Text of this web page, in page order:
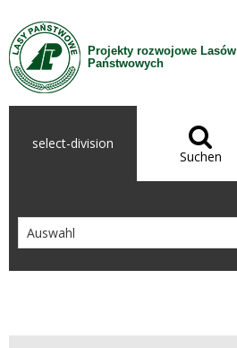
Zum Inhalt wechseln
Projekty rozwojowe Lasów
Państwowych
select-division 
Suchen